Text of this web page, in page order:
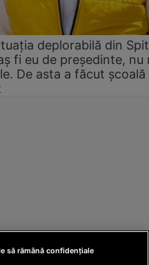
deplorabilă din
fi eu de președinte, nu
De asta a făcut școală
să rămână confidențiale